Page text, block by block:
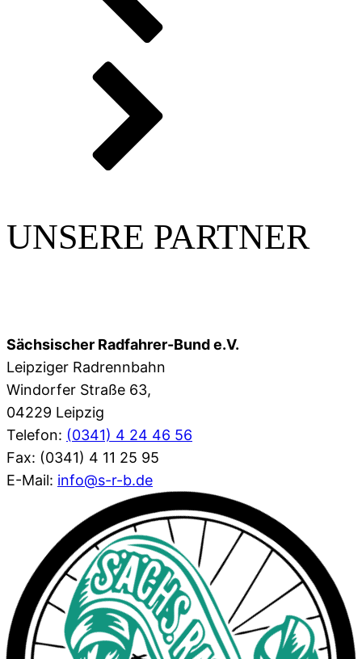
UNSERE PARTNER
Sächsischer Radfahrer-Bund e.V.
Leipziger Radrennbahn
Windorfer Straße 63,
04229 Leipzig
Telefon: (0341) 4 24 46 56
Fax: (0341) 4 11 25 95
E-Mail: info@s-r-b.de